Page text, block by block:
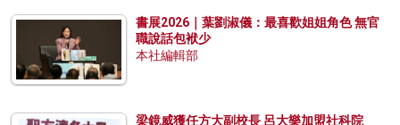
書展2026｜葉劉淑儀：最喜歡姐姐角色 無官
職說話包袱少
本社編輯部
梁鏡威獲任方大副校長 呂大樂加盟社科院